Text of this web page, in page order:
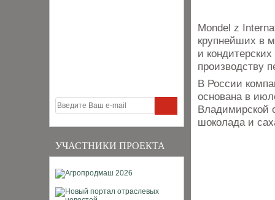
УЧАСТНИКИ ПРОЕКТА
Mondel z
крупнейших в
и
производству
В России
основана в
Владимирской
шоколада и